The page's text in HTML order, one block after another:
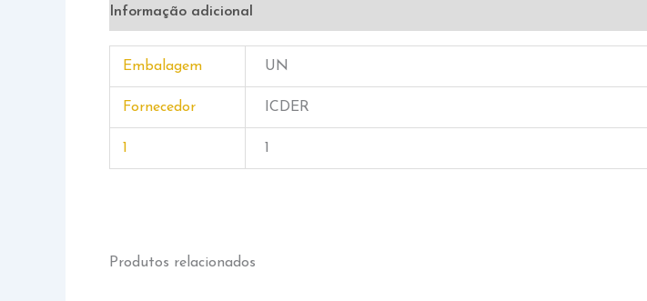
Informação adicional
Embalagem UN
Fornecedor ICDER
1
Produtos relacionados